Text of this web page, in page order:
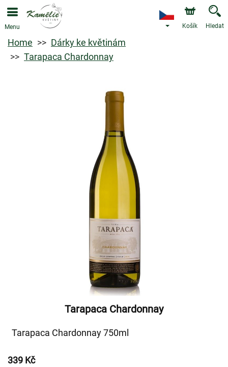
Menu Košík Hledat
Home
Dárky ke květinám
Tarapaca Chardonnay
Tarapaca Chardonnay
Tarapaca Chardonnay 750ml
339 Kč